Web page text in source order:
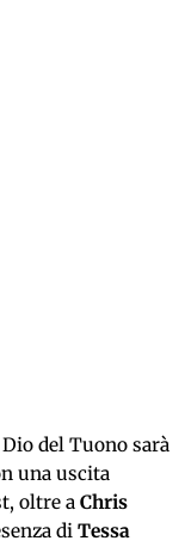
del Tuono sarà
una uscita
oltre a Chris
di Tessa